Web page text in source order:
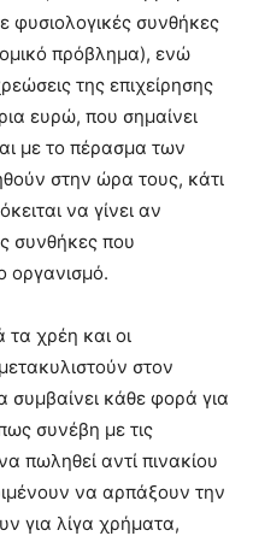
φυσιολογικές συνθήκες
πρόβλημα), ενώ
της επιχείρησης
ευρώ, που σημαίνει
με το πέρασμα των
στην ώρα τους, κάτι
να γίνει αν
συνθήκες που
οργανισμό.
χρέη και οι
στον
συμβαίνει κάθε φορά για
συνέβη με τις
πωληθεί αντί πινακίου
να αρπάξουν την
για λίγα χρήματα,